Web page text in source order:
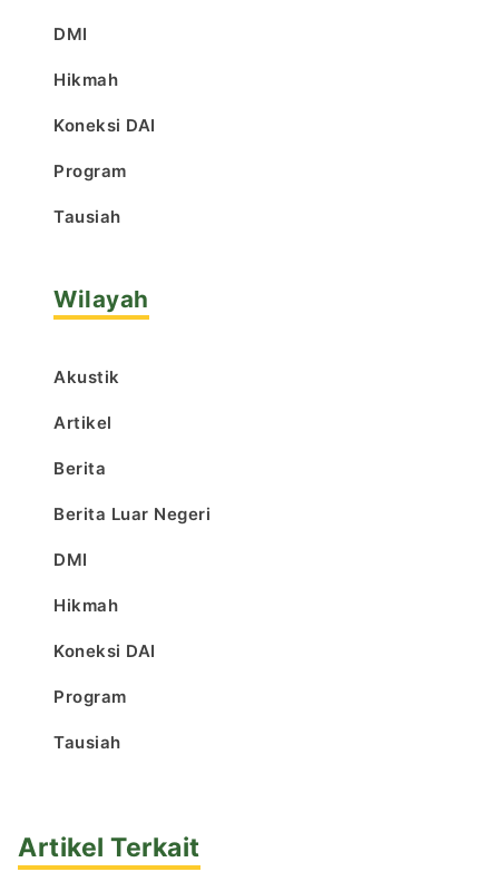
DMI
Hikmah
Koneksi DAI
Program
Tausiah
Wilayah
Akustik
Artikel
Berita
Berita Luar Negeri
DMI
Hikmah
Koneksi DAI
Program
Tausiah
Artikel Terkait